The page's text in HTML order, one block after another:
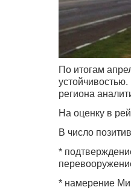
По итогам
региона
На оценку в
В число
*
* намерение